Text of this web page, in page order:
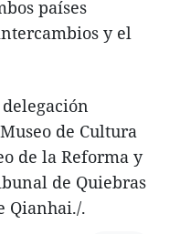
países
y el
de Cultura
de la Reforma y
de Quiebras
Qianhai./.